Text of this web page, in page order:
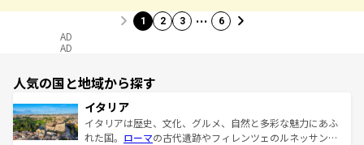
1 2 3 … 6
AD
AD
人気の国と地域から探す
イタリア
イタリアは歴史、文化、グルメ、自然と多彩な魅力にあふ
れた国。 ローマの古代遺跡やフィレンツェのルネッサンス